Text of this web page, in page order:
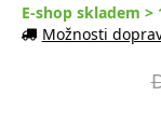
E-shop skladem >
Možnosti